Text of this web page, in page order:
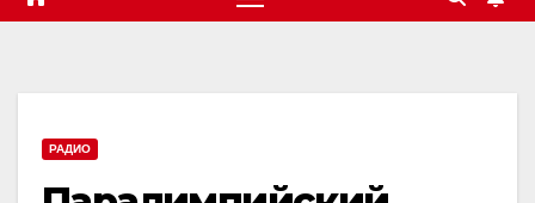
РАДИО